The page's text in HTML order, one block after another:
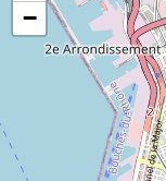
−